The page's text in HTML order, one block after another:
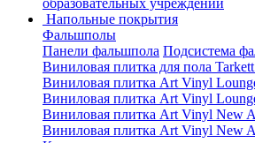
образовательных учреждений
Напольные покрытия
Фальшполы
Панели фальшпола Подсистема
Виниловая плитка для пола
Виниловая плитка Art Vinyl
Виниловая плитка Art Vinyl
Виниловая плитка Art Vinyl New
Виниловая плитка Art Vinyl New